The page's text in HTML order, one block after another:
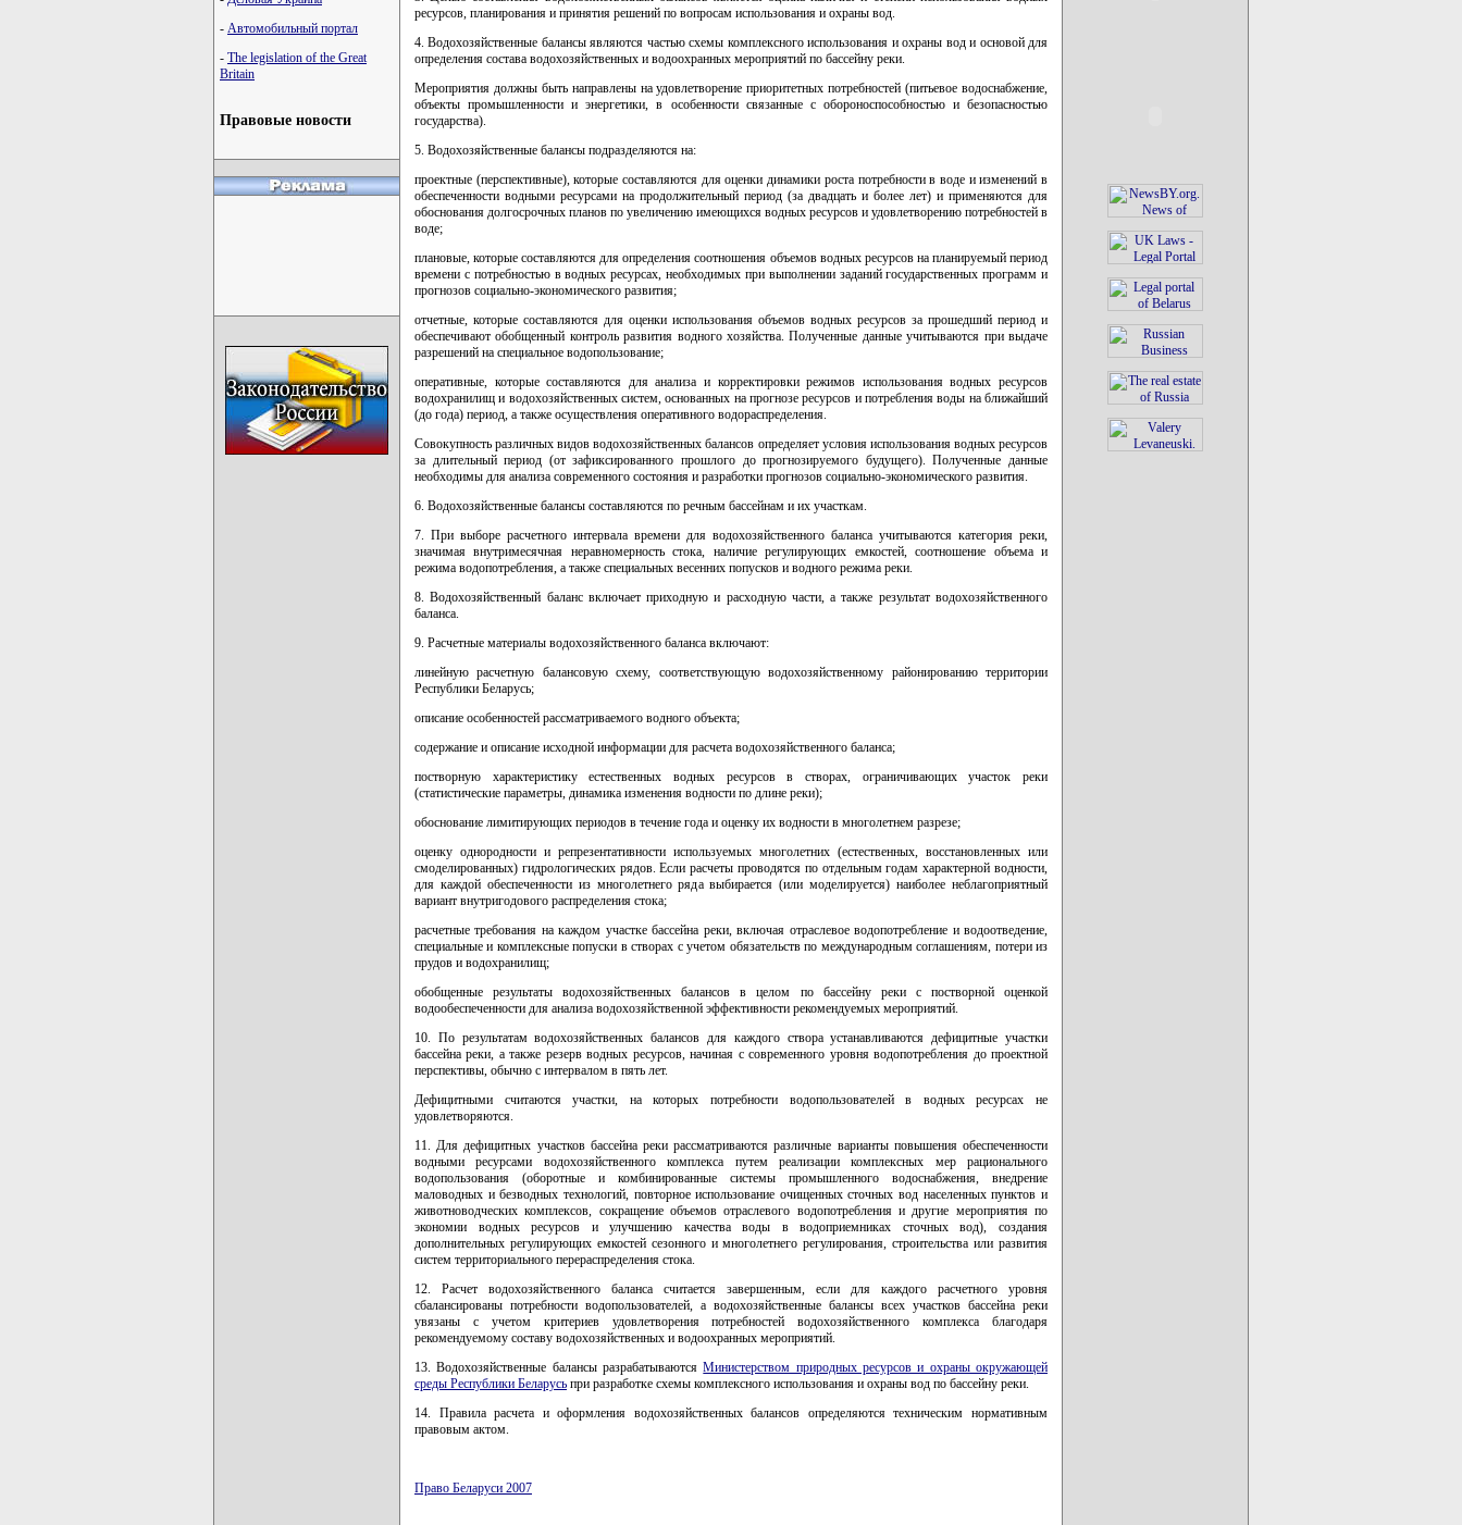
- Автомобильный портал
- The legislation of the Great
Britain
Правовые новости
ресурсов, планирования и принятия решений по вопросам использования и охраны вод.
4. Водохозяйственные балансы являются частью схемы комплексного использования и охраны вод и основой для
определения состава водохозяйственных и водоохранных мероприятий по бассейну реки.
Мероприятия должны быть направлены на удовлетворение приоритетных потребностей (питьевое водоснабжение,
объекты промышленности и энергетики, в особенности связанные с обороноспособностью и безопасностью
государства).
5. Водохозяйственные балансы подразделяются на:
проектные (перспективные), которые составляются для оценки динамики роста потребности в воде и изменений в
обеспеченности водными ресурсами на продолжительный период (за двадцать и более лет) и применяются для
обоснования долгосрочных планов по увеличению имеющихся водных ресурсов и удовлетворению потребностей в
воде;
плановые, которые составляются для определения соотношения объемов водных ресурсов на планируемый период
времени с потребностью в водных ресурсах, необходимых при выполнении заданий государственных программ и
прогнозов социально-экономического развития;
отчетные, которые составляются для оценки использования объемов водных ресурсов за прошедший период и
обеспечивают обобщенный контроль развития водного хозяйства. Полученные данные учитываются при выдаче
разрешений на специальное водопользование;
оперативные, которые составляются для анализа и корректировки режимов использования водных ресурсов
водохранилищ и водохозяйственных систем, основанных на прогнозе ресурсов и потребления воды на ближайший
(до года) период, а также осуществления оперативного водораспределения.
Совокупность различных видов водохозяйственных балансов определяет условия использования водных ресурсов
за длительный период (от зафиксированного прошлого до прогнозируемого будущего). Полученные данные
необходимы для анализа современного состояния и разработки прогнозов социально-экономического развития.
6. Водохозяйственные балансы составляются по речным бассейнам и их участкам.
7. При выборе расчетного интервала времени для водохозяйственного баланса учитываются категория реки,
значимая внутримесячная неравномерность стока, наличие регулирующих емкостей, соотношение объема и
режима водопотребления, а также специальных весенних попусков и водного режима реки.
8. Водохозяйственный баланс включает приходную и расходную части, а также результат водохозяйственного
баланса.
9. Расчетные материалы водохозяйственного баланса включают:
линейную расчетную балансовую схему, соответствующую водохозяйственному районированию территории
Республики Беларусь;
описание особенностей рассматриваемого водного объекта;
содержание и описание исходной информации для расчета водохозяйственного баланса;
постворную характеристику естественных водных ресурсов в створах, ограничивающих участок реки
(статистические параметры, динамика изменения водности по длине реки);
обоснование лимитирующих периодов в течение года и оценку их водности в многолетнем разрезе;
оценку однородности и репрезентативности используемых многолетних (естественных, восстановленных или
смоделированных) гидрологических рядов. Если расчеты проводятся по отдельным годам характерной водности,
для каждой обеспеченности из многолетнего ряда выбирается (или моделируется) наиболее неблагоприятный
вариант внутригодового распределения стока;
расчетные требования на каждом участке бассейна реки, включая отраслевое водопотребление и водоотведение,
специальные и комплексные попуски в створах с учетом обязательств по международным соглашениям, потери из
прудов и водохранилищ;
обобщенные результаты водохозяйственных балансов в целом по бассейну реки с постворной оценкой
водообеспеченности для анализа водохозяйственной эффективности рекомендуемых мероприятий.
10. По результатам водохозяйственных балансов для каждого створа устанавливаются дефицитные участки
бассейна реки, а также резерв водных ресурсов, начиная с современного уровня водопотребления до проектной
перспективы, обычно с интервалом в пять лет.
Дефицитными считаются участки, на которых потребности водопользователей в водных ресурсах не
удовлетворяются.
11. Для дефицитных участков бассейна реки рассматриваются различные варианты повышения обеспеченности
водными ресурсами водохозяйственного комплекса путем реализации комплексных мер рационального
водопользования (оборотные и комбинированные системы промышленного водоснабжения, внедрение
маловодных и безводных технологий, повторное использование очищенных сточных вод населенных пунктов и
животноводческих комплексов, сокращение объемов отраслевого водопотребления и другие мероприятия по
экономии водных ресурсов и улучшению качества воды в водоприемниках сточных вод), создания
дополнительных регулирующих емкостей сезонного и многолетнего регулирования, строительства или развития
систем территориального перераспределения стока.
12. Расчет водохозяйственного баланса считается завершенным, если для каждого расчетного уровня
сбалансированы потребности водопользователей, а водохозяйственные балансы всех участков бассейна реки
увязаны с учетом критериев удовлетворения потребностей водохозяйственного комплекса благодаря
рекомендуемому составу водохозяйственных и водоохранных мероприятий.
13. Водохозяйственные балансы разрабатываютсяМинистерством природных ресурсов и охраны окружающей
среды Республики Беларусь при разработке схемы комплексного использования и охраны вод по бассейну реки.
14. Правила расчета и оформления водохозяйственных балансов определяются техническим нормативным
правовым актом.
Право Беларуси 2007